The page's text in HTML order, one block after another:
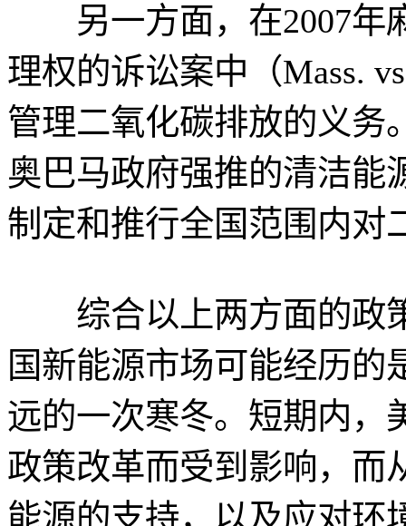
另一方面，在2007年
理权的诉讼案中（Mass.
管理二氧化碳排放的义务
奥巴马政府强推的清洁能
制定和推行全国范围内对
综合以上两方面的政
国新能源市场可能经历
远的一次寒冬。短期内，
政策改革而受到影响，而
能源的支持，以及应对环